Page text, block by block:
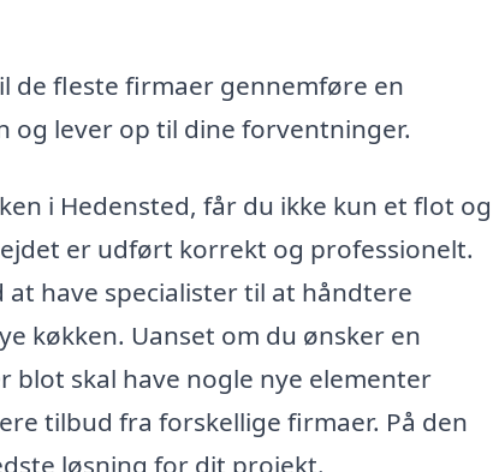
de fleste firmaer gennemføre en
og lever op til dine forventninger.
i Hedensted, får du ikke kun et flot og
er udført korrekt og professionelt.
have specialister til at håndtere
køkken. Uanset om du ønsker en
blot skal have nogle nye elementer
tilbud fra forskellige firmaer. På den
løsning for dit projekt.